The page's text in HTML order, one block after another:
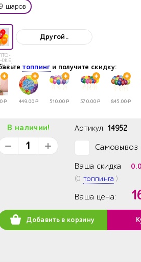
9 шаров
Другой..
топпинг и получите скидку:
Р 449.00Р 510.00Р 570.00Р 845.00Р
В наличии! Артикул: 14952
Самовывоз
Ваша скидка
(0 топпинга )
Ваша цена:
Добавить в корзину